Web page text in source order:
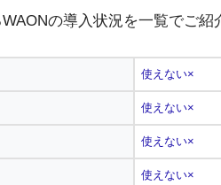
の導入状況を一覧でご紹
使えない×
使えない×
使えない×
使えない×